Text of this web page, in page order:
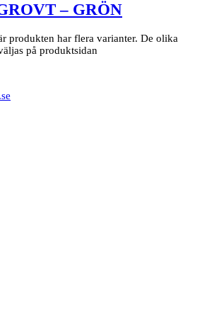
– GRÖN
produkten har flera varianter. De olika
på produktsidan